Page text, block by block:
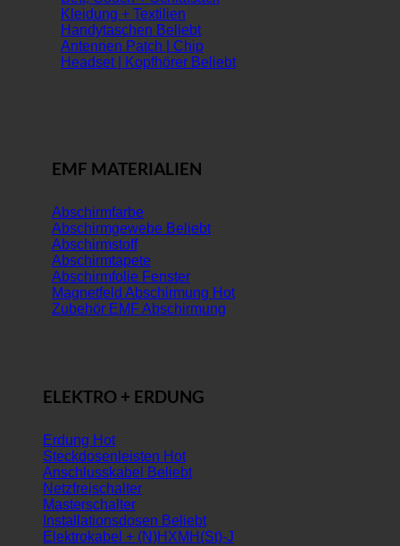
Kleidung + Textilien
Handytaschen
Antennen Patch | Chip
Headset | Kopfhörer
EMF MATERIALIEN
Abschirmfarbe
Abschirmgewebe
Abschirmstoff
Abschirmtapete
Abschirmfolie Fenster
Magnetfeld Abschirmung
Zubehör EMF Abschirmung
ELEKTRO + ERDUNG
Erdung
Steckdosenleisten
Anschlusskabel
Netzfreischalter
Masterschalter
Installationsdosen
Elektrokabel + (N)HXMH(St)-J